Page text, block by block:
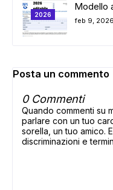
2026
Modello
feb 9, 2026
Posta un commento
0 Commenti
Quando commenti su
parlare con un tuo
sorella, un tuo amico.
discriminazioni e